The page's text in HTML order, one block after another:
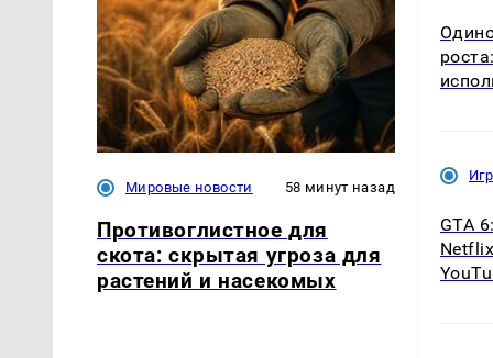
Мировые новости 58 минут назад
Противоглистное для
скота: скрытая угроза для
растений и насекомых
GTA